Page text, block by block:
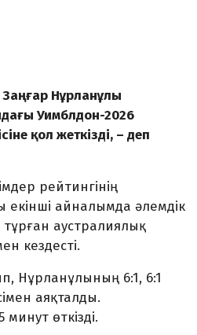
Заңғар Нұрланұлы
Уимблдон-2026
қол жеткізді, – деп
рейтингінің
айналымда әлемдік
аустралиялық
кездесті.
Нұрланұлының 6:1, 6:1
аяқталды.
өткізді.